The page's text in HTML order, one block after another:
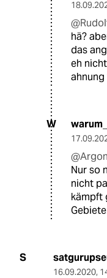
hä?
das
eh
W
Nur so
nicht
kämpft
S
16.09.2020,